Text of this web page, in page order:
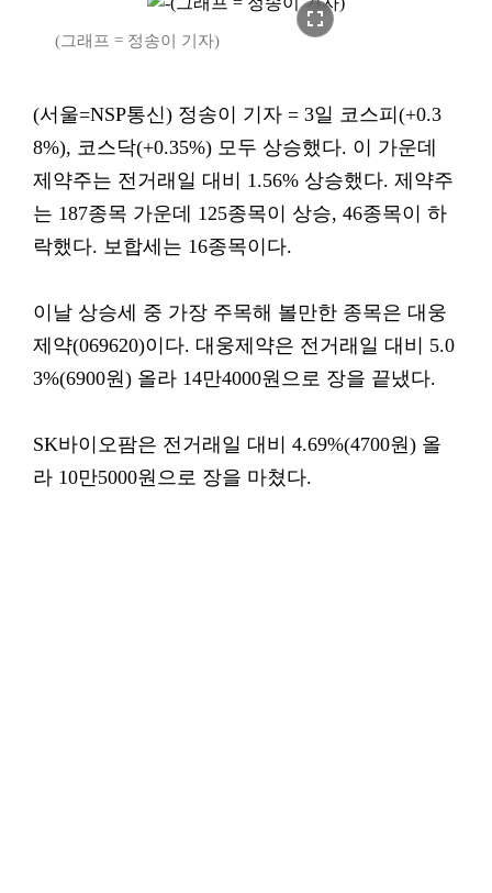
fullscreen
(그래프 = 정송이 기자)
(서울=NSP통신) 정송이 기자 = 3일 코스피(+0.3
8%), 코스닥(+0.35%) 모두 상승했다. 이 가운데
제약주는 전거래일 대비 1.56% 상승했다. 제약주
는 187종목 가운데 125종목이 상승, 46종목이 하
락했다. 보합세는 16종목이다.
이날 상승세 중 가장 주목해 볼만한 종목은 대웅
제약(069620)이다. 대웅제약은 전거래일 대비 5.0
3%(6900원) 올라 14만4000원으로 장을 끝냈다.
SK바이오팜은 전거래일 대비 4.69%(4700원) 올
라 10만5000원으로 장을 마쳤다.